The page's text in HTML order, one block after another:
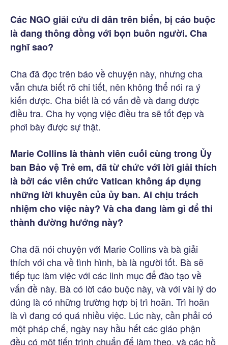
Các NGO giải cứu di dân trên biển, bị cáo buộc
là đang thông đồng với bọn buôn người. Cha
nghĩ sao?
Cha đã đọc trên báo về chuyện này, nhưng cha
vẫn chưa biết rõ chi tiết, nên không thể nói ra ý
kiến được. Cha biết là có vấn đề và đang được
điều tra. Cha hy vọng việc điều tra sẽ tốt đẹp và
phơi bày được sự thật.
Marie Collins là thành viên cuối cùng trong Ủy
ban Bảo vệ Trẻ em, đã từ chức với lời giải thích
là bởi các viên chức Vatican không áp dụng
những lời khuyên của ủy ban. Ai chịu trách
nhiệm cho việc này? Và cha đang làm gì để thi
thành đường hướng này?
Cha đã nói chuyện với Marie Collins và bà giải
thích với cha về tình hình, bà là người tốt. Bà sẽ
tiếp tục làm việc với các linh mục để đào tạo về
vấn đề này. Bà có lời cáo buộc này, và với vài lý do
đúng là có những trường hợp bị trì hoãn. Trì hoãn
là vì đang có quá nhiều việc. Lúc này, cần phải có
một pháp chế, ngày nay hầu hết các giáo phận
đều có một tiến trình chuẩn để làm theo, và các hồ